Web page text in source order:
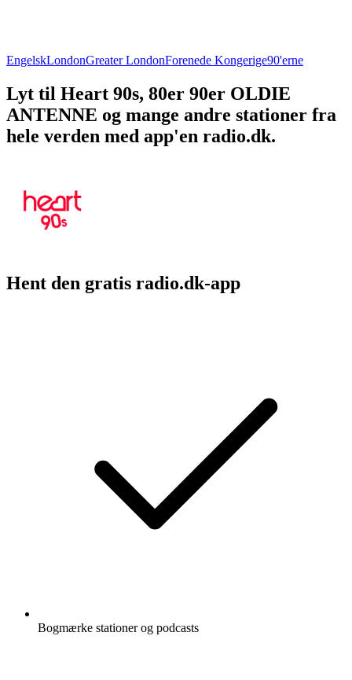
EngelskLondonGreater LondonForenede Kongerige90'erne
Lyt til Heart 90s, 80er 90er OLDIE
ANTENNE og mange andre stationer fra
hele verden med app'en radio.dk.
Hent den gratis radio.dk-app
Bogmærke stationer og podcasts